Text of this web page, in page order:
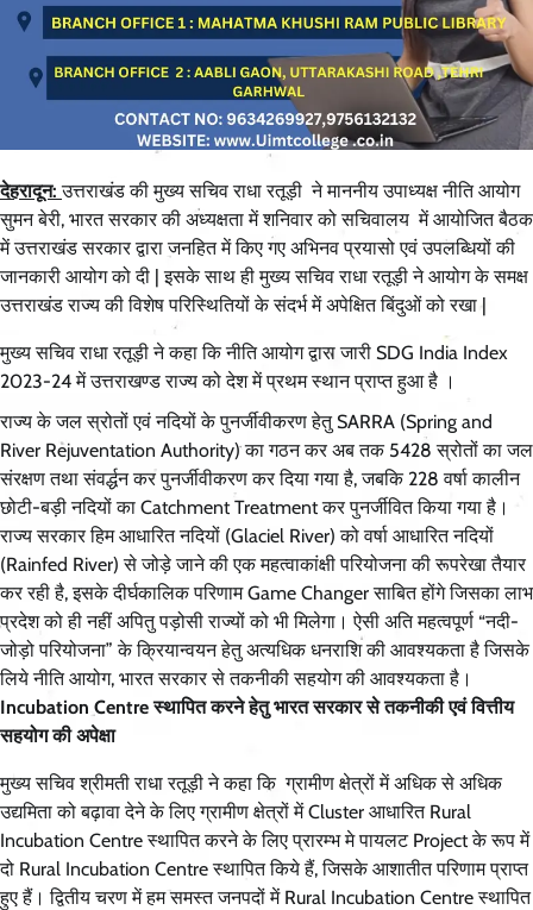
देहरादून:उत्तराखंड की मुख्य सचिव राधा रतूड़ी ने माननीय उपाध्यक्ष नीति आयोग
सुमन बेरी, भारत सरकार की अध्यक्षता में शनिवार को सचिवालय में आयोजित बैठक
में उत्तराखंड सरकार द्वारा जनहित में किए गए अभिनव प्रयासो एवं उपलब्धियों की
जानकारी आयोग को दी | इसके साथ ही मुख्य सचिव राधा रतूड़ी ने आयोग के समक्ष
उत्तराखंड राज्य की विशेष परिस्थितियों के संदर्भ में अपेक्षित बिंदुओं को रखा |
मुख्य सचिव राधा रतूड़ी ने कहा कि नीति आयोग द्वारा जारी SDG India Index
2023-24 में उत्तराखण्ड राज्य को देश में प्रथम स्थान प्राप्त हुआ है ।
राज्य के जल स्रोतों एवं नदियों के पुनर्जीवीकरण हेतु SARRA (Spring and
River Rejuventation Authority) का गठन कर अब तक 5428 स्रोतों का जल
संरक्षण तथा संवर्द्धन कर पुनर्जीवीकरण कर दिया गया है, जबकि 228 वर्षा कालीन
छोटी-बड़ी नदियों का Catchment Treatment कर पुनर्जीवित किया गया है।
राज्य सरकार हिम आधारित नदियों (Glaciel River) को वर्षा आधारित नदियों
(Rainfed River) से जोड़े जाने की एक महत्वाकांक्षी परियोजना की रूपरेखा तैयार
कर रही है, इसके दीर्घकालिक परिणाम Game Changer साबित होंगे जिसका लाभ
प्रदेश को ही नहीं अपितु पड़ोसी राज्यों को भी मिलेगा। ऐसी अति महत्वपूर्ण “नदी-
जोड़ो परियोजना” के क्रियान्वयन हेतु अत्यधिक धनराशि की आवश्यकता है जिसके
लिये नीति आयोग, भारत सरकार से तकनीकी सहयोग की आवश्यकता है।
Incubation Centre स्थापित करने हेतु भारत सरकार से तकनीकी एवं वित्तीय
सहयोग की अपेक्षा
मुख्य सचिव श्रीमती राधा रतूड़ी ने कहा कि ग्रामीण क्षेत्रों में अधिक से अधिक
उद्यमिता को बढ़ावा देने के लिए ग्रामीण क्षेत्रों में Cluster आधारित Rural
Incubation Centre स्थापित करने के लिए प्रारम्भ मे पायलट Project के रूप में
दो Rural Incubation Centre स्थापित किये हैं, जिसके आशातीत परिणाम प्राप्त
हुए हैं। द्वितीय चरण में हम समस्त जनपदों में Rural Incubation Centre स्थापित